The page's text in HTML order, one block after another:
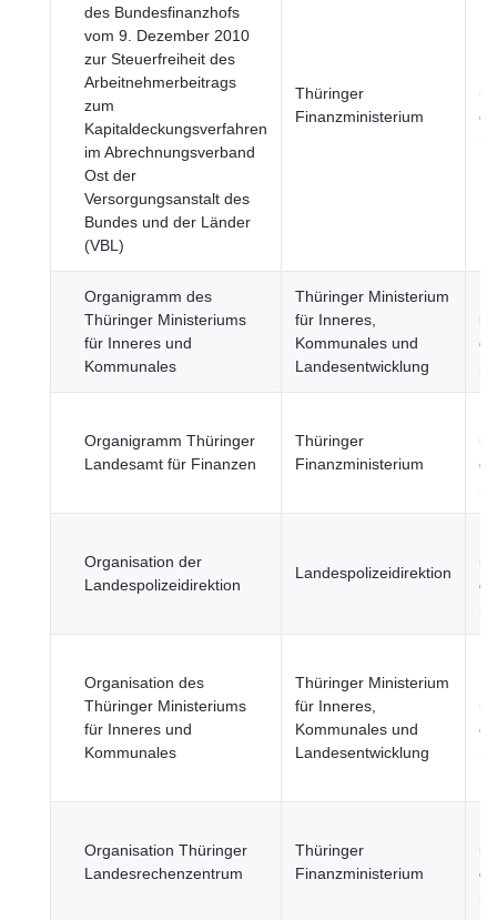
des Bundesfinanzhofs
vom 9. Dezember 2010
zur Steuerfreiheit des
Arbeitnehmerbeitrags
zum
Kapitaldeckungsverfahren
im Abrechnungsverband
Ost der
Versorgungsanstalt des
Bundes und der Länder
(VBL)
Thüringer
Finanzministerium
Organigramm des
Thüringer Ministeriums
für Inneres und
Kommunales
Thüringer Ministerium
für Inneres,
Kommunales und
Landesentwicklung
Organigramm Thüringer
Landesamt für Finanzen
Thüringer
Finanzministerium
Organisation der
Landespolizeidirektion
Landespolizeidirektion
Organisation des
Thüringer Ministeriums
für Inneres und
Kommunales
Thüringer Ministerium
für Inneres,
Kommunales und
Landesentwicklung
Organisation Thüringer
Landesrechenzentrum
Thüringer
Finanzministerium